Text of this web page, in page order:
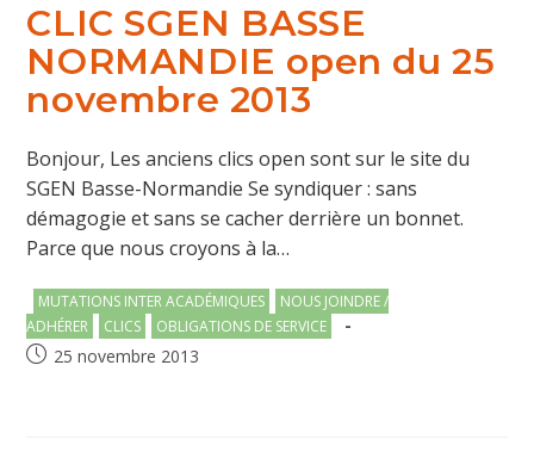
CLIC SGEN BASSE
NORMANDIE open du 25
novembre 2013
Bonjour, Les anciens clics open sont sur le site du
SGEN Basse-Normandie Se syndiquer : sans
démagogie et sans se cacher derrière un bonnet.
Parce que nous croyons à la…
Post
category:
MUTATIONS INTER ACADÉMIQUES
NOUS JOINDRE /
ADHÉRER
CLICS OBLIGATIONS DE SERVICE
Publication
25 novembre 2013